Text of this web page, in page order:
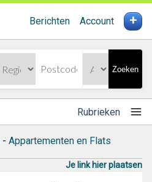
Berichten Account +
Zoeken
Rubrieken
- Appartementen en Flats
Je link hier plaatsen